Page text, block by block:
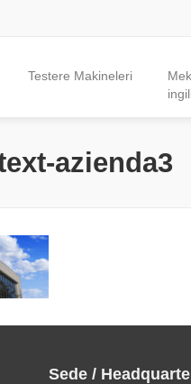
Testere Makineleri
azienda3
Sede /